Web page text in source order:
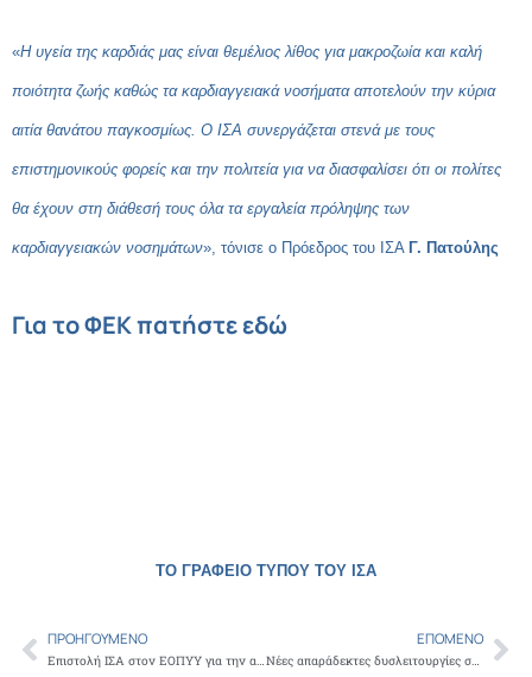
«Η υγεία της καρδιάς μας είναι θεμέλιος λίθος για μακροζωία και καλή
ποιότητα ζωής καθώς τα καρδιαγγειακά νοσήματα αποτελούν την κύρια
αιτία θανάτου παγκοσμίως. Ο ΙΣΑ συνεργάζεται στενά με τους
επιστημονικούς φορείς και την πολιτεία για να διασφαλίσει ότι οι πολίτες
θα έχουν στη διάθεσή τους όλα τα εργαλεία πρόληψης των
καρδιαγγειακών νοσημάτων», τόνισε ο Πρόεδρος του ΙΣΑ Γ. Πατούλης
Για τo ΦΕΚ πατήστεεδώ
ΤΟ ΓΡΑΦΕΙΟ ΤΥΠΟΥ ΤΟΥ ΙΣΑ
Prev
ΠΡΟΗΓΟΎΜΕΝΟ
Επιστολή ΙΣΑ στον ΕΟΠΥΥ για την αναστολή είσπραξης όλου του ποσού clawback του έτους 2021
ΕΠΌΜΕΝΟ
Νέες απαράδεκτες δυσλειτουργίες στο σύστημα ηλεκτρονικής συνταγογράφησης της ΗΔΙΚΑ